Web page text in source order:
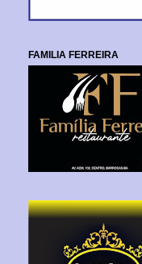
FAMILIA FERREIRA